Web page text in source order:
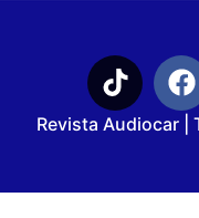
Revista Audiocar |